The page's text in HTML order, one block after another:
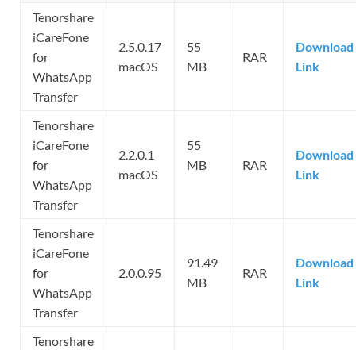
Tenorshare
iCareFone
for
WhatsApp
Transfer
2.5.0.17
macOS
55
MB
RAR
Download
Link
Tenorshare
iCareFone
for
WhatsApp
Transfer
2.2.0.1
macOS
55
MB
RAR
Download
Link
Tenorshare
iCareFone
for
WhatsApp
Transfer
2.0.0.95
91.49
MB
RAR
Download
Link
Tenorshare